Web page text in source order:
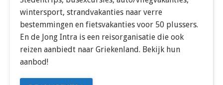
wintersport, strandvakanties naar verre
bestemmingen en fietsvakanties voor 50 plussers.
En de Jong Intra is een reisorganisatie die ook
reizen aanbiedt naar Griekenland. Bekijk hun
aanbod!